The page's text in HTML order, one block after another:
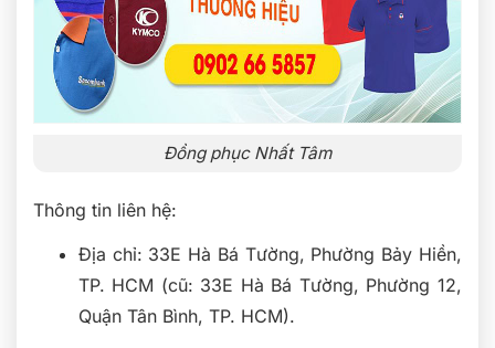
Đồng phục Nhất Tâm
Thông tin liên hệ:
Địa chỉ: 33E Hà Bá Tường, Phường Bảy Hiền,
TP. HCM (cũ: 33E Hà Bá Tường, Phường 12,
Quận Tân Bình, TP. HCM).